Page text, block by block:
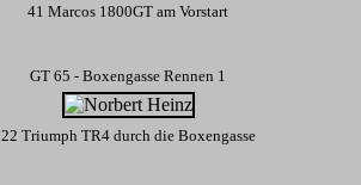
41 Marcos 1800GT am Vorstart
GT 65 - Boxengasse Rennen 1
22 Triumph TR4 durch die Boxengasse